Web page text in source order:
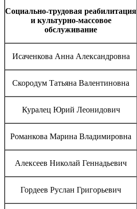
Социально-трудовая реабилитация
и культурно-массовое
обслуживание
Исаченкова Анна Александровна
Скородум Татьяна Валентиновна
Куралец Юрий Леонидович
Романкова Марина Владимировна
Алексеев Николай Геннадьевич
Гордеев Руслан Григорьевич